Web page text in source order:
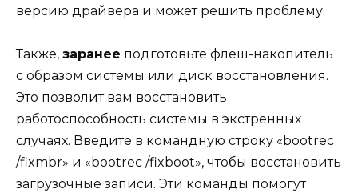
версию драйвера и может решить проблему.
Также, заранее подготовьте флеш-накопитель
с образом системы или диск восстановления.
Это позволит вам восстановить
работоспособность системы в экстренных
случаях. Введите в командную строку «bootrec
/fixmbr» и «bootrec /fixboot», чтобы восстановить
загрузочные записи. Эти команды помогут